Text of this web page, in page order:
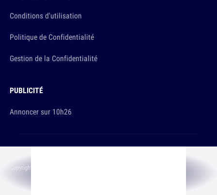
Conditions d'utilisation
Politique de Confidentialité
Gestion de la Confidentialité
PUBLICITÉ
Annoncer sur 10h26
Copyright © 2026 The Original Publishing Studio